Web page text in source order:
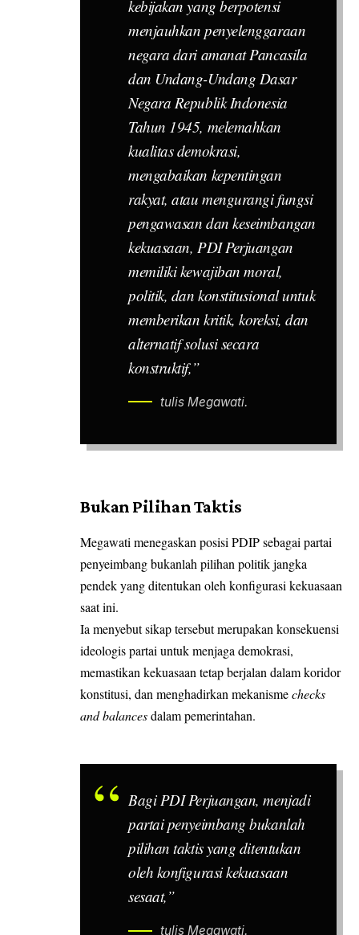
kebijakan yang berpotensi
menjauhkan penyelenggaraan
negara dari amanat Pancasila
dan Undang-Undang Dasar
Negara Republik Indonesia
Tahun 1945, melemahkan
kualitas demokrasi,
mengabaikan kepentingan
rakyat, atau mengurangi fungsi
pengawasan dan keseimbangan
kekuasaan, PDI Perjuangan
memiliki kewajiban moral,
politik, dan konstitusional untuk
memberikan kritik, koreksi, dan
alternatif solusi secara
konstruktif,”
tulis Megawati.
Bukan Pilihan Taktis
Megawati menegaskan posisi PDIP sebagai partai
penyeimbang bukanlah pilihan politik jangka
pendek yang ditentukan oleh konfigurasi kekuasaan
saat ini.
Ia menyebut sikap tersebut merupakan konsekuensi
ideologis partai untuk menjaga demokrasi,
memastikan kekuasaan tetap berjalan dalam koridor
konstitusi, dan menghadirkan mekanismechecks
and balancesdalam pemerintahan.
Bagi PDI Perjuangan, menjadi
partai penyeimbang bukanlah
pilihan taktis yang ditentukan
oleh konfigurasi kekuasaan
sesaat,”
tulis Megawati.